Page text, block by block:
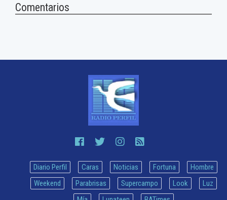
Comentarios
Diario Perfil Caras Noticias Fortuna
Hombre
Weekend
Parabrisas Supercampo Look
Luz